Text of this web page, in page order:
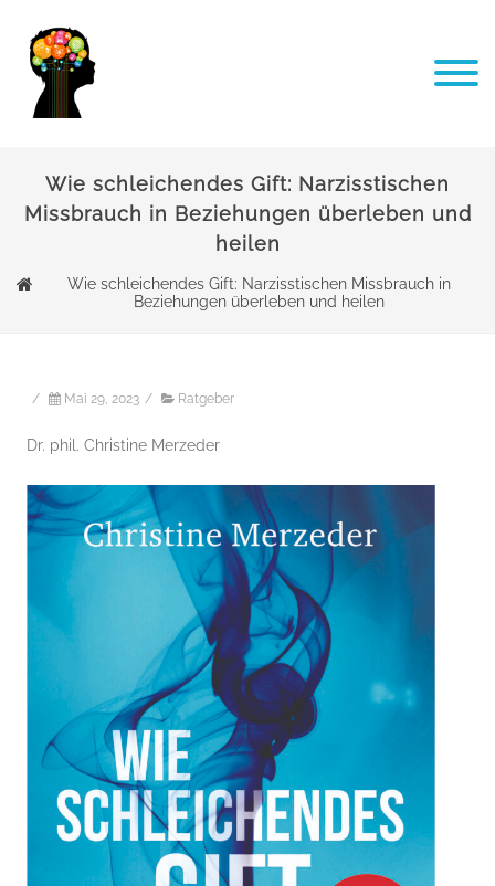
Wie schleichendes Gift: Narzisstischen
Missbrauch in Beziehungen überleben und
heilen
Wie schleichendes Gift: Narzisstischen Missbrauch in
Beziehungen überleben und heilen
/ Mai 29, 2023 / Ratgeber
Dr. phil. Christine Merzeder